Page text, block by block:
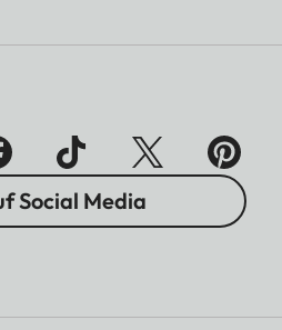
Social Media